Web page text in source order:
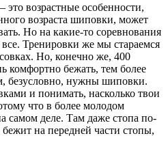
возрастные особенности,
возраста шиповки, может
Но на какие-то соревнования
Тренировки же мы стараемся
Но, конечно же, 400
комфортно бежать, тем более
безусловно, нужны шиповки.
и понимать, насколько твои
что в более молодом
самом деле. Там даже стопа по-
бежит на передней части стопы,